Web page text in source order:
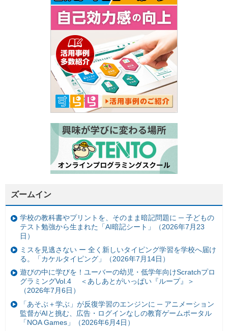
ズームイン
学校の教科書やプリントを、そのまま暗記問題に ─ 子どもの
テスト勉強から生まれた「AI暗記シート」（2026年7月23
日）
ミスを見逃さない ー 全く新しいタイピング学習を学校へ届け
る。「カケルタイピング」（2026年7月14日）
遊びの中に学びを！ユーバーの幼児・低学年向けScratchプロ
グラミングVol.4 ＜あしあとがいっぱい『ループ』＞
（2026年7月6日）
「あそぶ＋学ぶ」が反復学習のエンジンに ─ アニメーション
監督がAIと挑む、広告・ログインなしの教育ゲームポータル
「NOA Games」（2026年6月4日）